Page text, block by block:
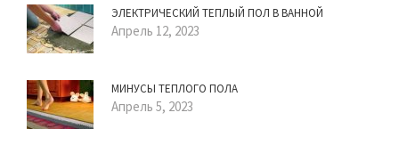
ЭЛЕКТРИЧЕСКИЙ ТЕПЛЫЙ ПОЛ В ВАННОЙ
Апрель 12, 2023
МИНУСЫ ТЕПЛОГО ПОЛА
Апрель 5, 2023